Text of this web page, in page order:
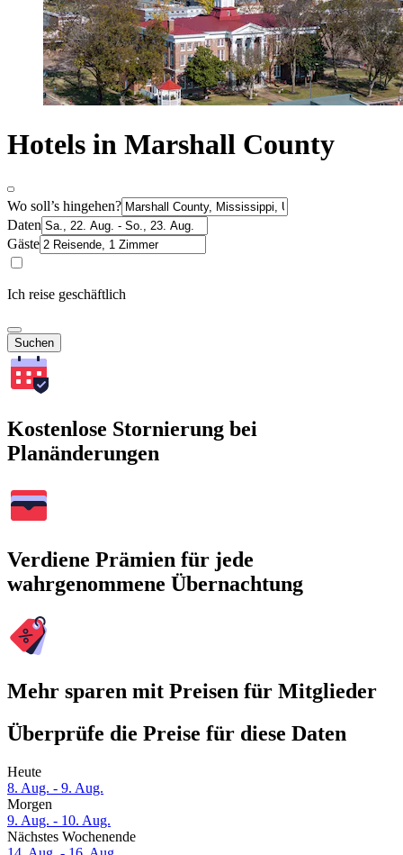
Hotels in Marshall County
Wo soll’s hingehen?
Daten
Gäste
Ich reise geschäftlich
Suchen
Kostenlose Stornierung bei
Planänderungen
Verdiene Prämien für jede
wahrgenommene Übernachtung
Mehr sparen mit Preisen für Mitglieder
Überprüfe die Preise für diese Daten
Heute
8. Aug. - 9. Aug.
Morgen
9. Aug. - 10. Aug.
Nächstes Wochenende